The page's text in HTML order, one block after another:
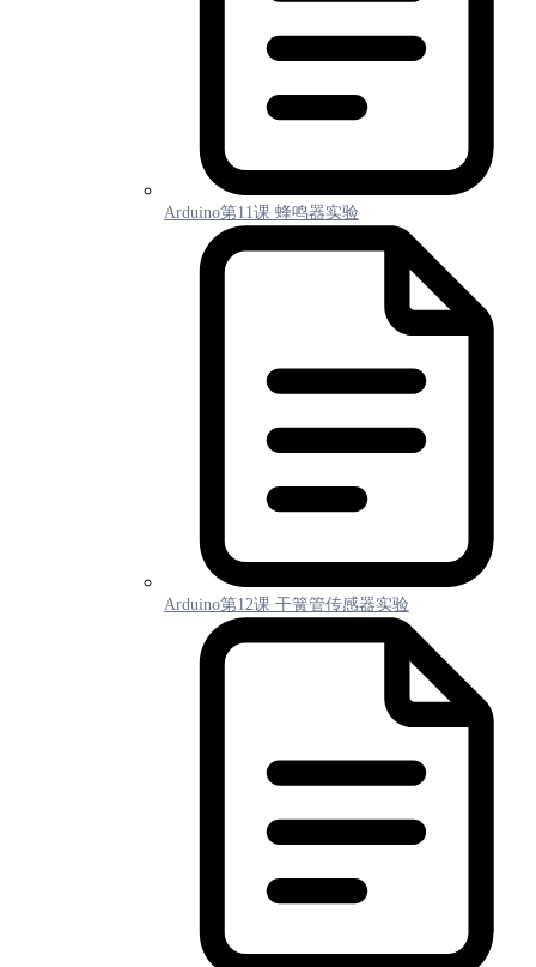
Arduino第11课 蜂鸣器实验
Arduino第12课 干簧管传感器实验